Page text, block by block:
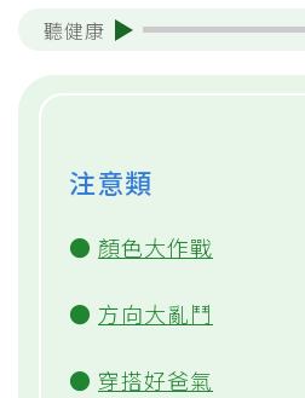
聽健康
注意類
● 顏色大作戰
● 方向大亂鬥
● 穿搭好爸氣